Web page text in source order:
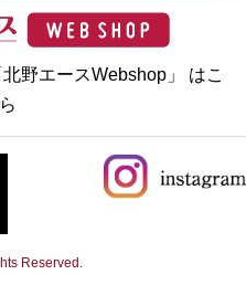
野エースWebshop」 はこ
Reserved.